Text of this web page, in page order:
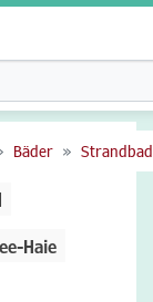
Bäder
Haie